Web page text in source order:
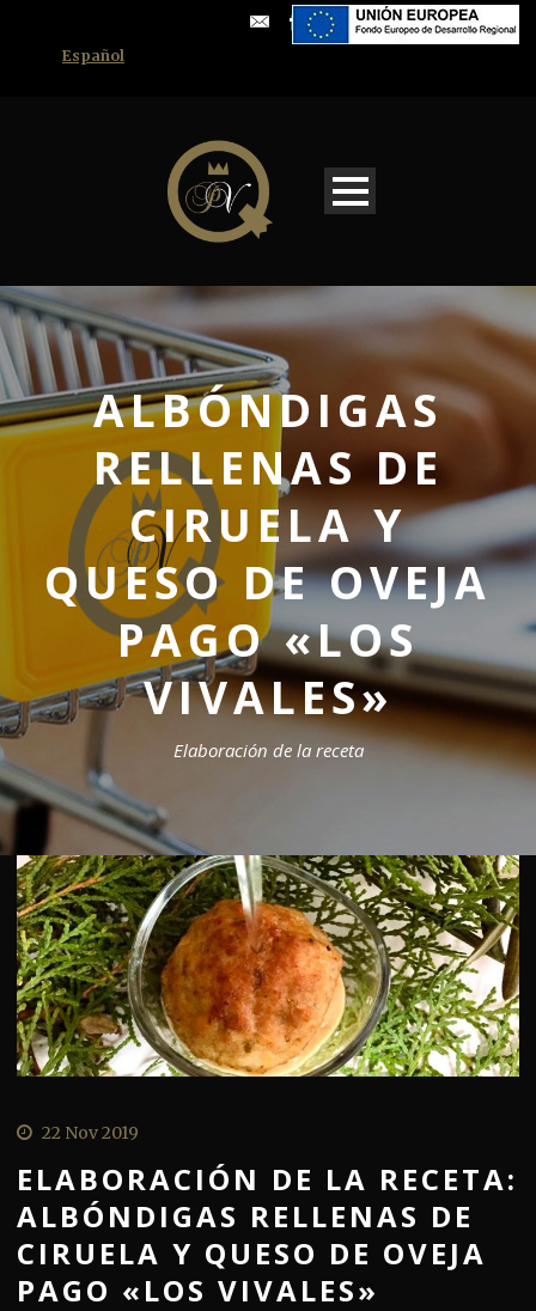
Español
ALBÓNDIGAS
RELLENAS DE
CIRUELA Y
QUESO DE OVEJA
PAGO «LOS
VIVALES»
Elaboración de la receta
22 Nov 2019
ELABORACIÓN DE LA RECETA:
ALBÓNDIGAS RELLENAS DE
CIRUELA Y QUESO DE OVEJA
PAGO «LOS VIVALES»